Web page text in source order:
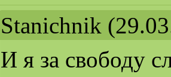
Stanichnik
И я за свободу